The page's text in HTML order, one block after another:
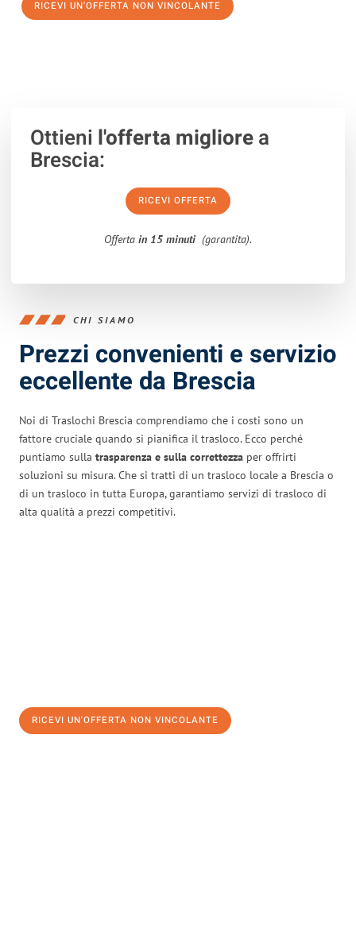
RICEVI UN'OFFERTA NON VINCOLANTE
Ottieni l'offerta migliorea
Brescia:
RICEVI OFFERTA
Offerta in 15 minuti (garantita).
CHI SIAMO
Prezzi convenienti e servizio
eccellente da Brescia
Noi di Traslochi Brescia comprendiamo che i costi sono un
fattore cruciale quando si pianifica il trasloco. Ecco perché
puntiamo sulla trasparenza e sulla correttezza per offrirti
soluzioni su misura. Che si tratti di un trasloco locale a Brescia o
di un trasloco in tutta Europa, garantiamo servizi di trasloco di
alta qualità a prezzi competitivi.
RICEVI UN'OFFERTA NON VINCOLANTE